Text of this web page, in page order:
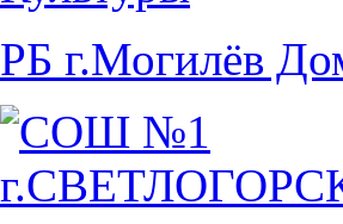
РБ г.Могилёв